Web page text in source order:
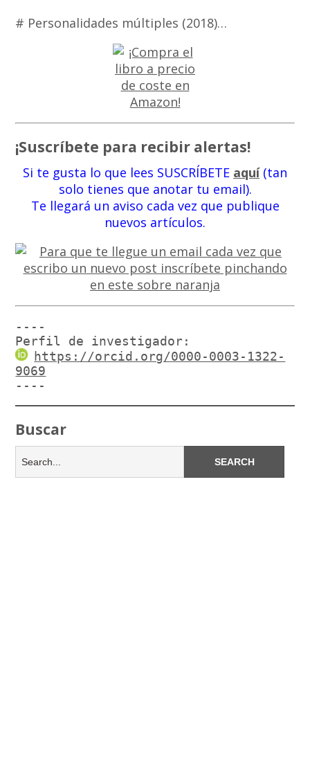
# Personalidades múltiples (2018)…
¡Suscríbete para recibir alertas!
Si te gusta lo que lees SUSCRÍBETE aquí(tan
solo tienes que anotar tu email).
Te llegará un aviso cada vez que publique
nuevos artículos.
----
Perfil de investigador:
https://orcid.org/0000-0003-1322-
9069
----
Buscar